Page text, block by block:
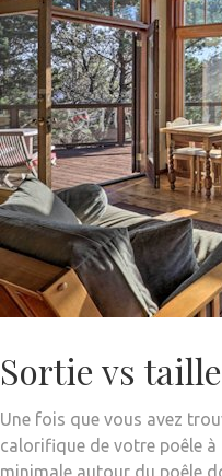
Sortie vs
Une fois que vous avez
calorifique de votre poêle
minimale autour du poêle